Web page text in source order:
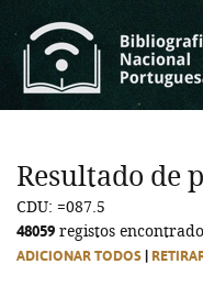
Resultado de
CDU: =087.5
48059 registos
ADICIONAR TODOS